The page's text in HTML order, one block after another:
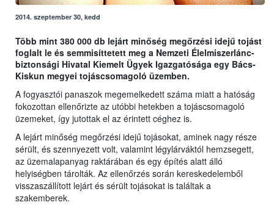
2014. szeptember 30, kedd
Több mint 380 000 db lejárt minőség megőrzési idejű tojást
foglalt le és semmisíttetett meg a Nemzeti Élelmiszerlánc-
biztonsági Hivatal Kiemelt Ügyek Igazgatósága egy Bács-
Kiskun megyei tojáscsomagoló üzemben.
A fogyasztói panaszok megemelkedett száma miatt a hatóság
fokozottan ellenőrizte az utóbbi hetekben a tojáscsomagoló
üzemeket, így jutottak el az érintett céghez is.
A lejárt minőség megőrzési idejű tojásokat, aminek nagy része
sérült, és szennyezett volt, valamint légylárváktól hemzsegett,
az üzemalapanyag raktárában és egy építés alatt álló
helyiségben tárolták. Az ellenőrzés során kereskedelemből
visszaszállított lejárt és sérült tojásokat is találtak a
szakemberek.